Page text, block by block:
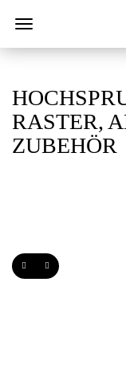
RASTER,
ZUBEHÖR